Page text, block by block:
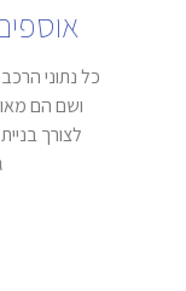
ושם הם
לצורך